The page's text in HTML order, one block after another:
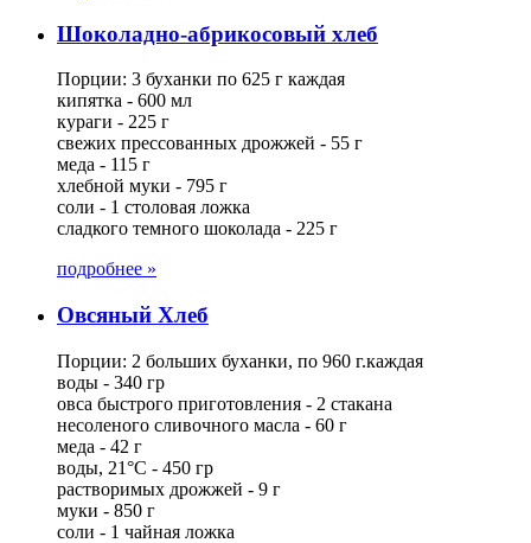
Шоколадно-абрикосовый хлеб
Порции: 3 буханки по 625 г каждая
кипятка - 600 мл
кураги - 225 г
свежих прессованных дрожжей - 55 г
меда - 115 г
хлебной муки - 795 г
соли - 1 столовая ложка
сладкого темного шоколада - 225 г
подробнее »
Овсяный Хлеб
Порции: 2 больших буханки, по 960 г.каждая
воды - 340 гр
овса быстрого приготовления - 2 стакана
несоленого сливочного масла - 60 г
меда - 42 г
воды, 21°C - 450 гр
растворимых дрожжей - 9 г
муки - 850 г
соли - 1 чайная ложка